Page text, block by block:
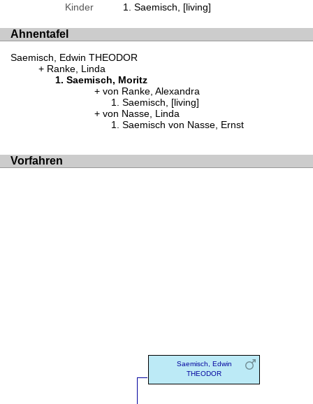
Kinder
Saemisch, [living]
Ahnentafel
Saemisch, Edwin THEODOR
Ranke, Linda
Saemisch, Moritz
von Ranke, Alexandra
Saemisch, [living]
von Nasse, Linda
Saemisch von Nasse, Ernst
Vorfahren
Saemisch, Edwin
THEODOR